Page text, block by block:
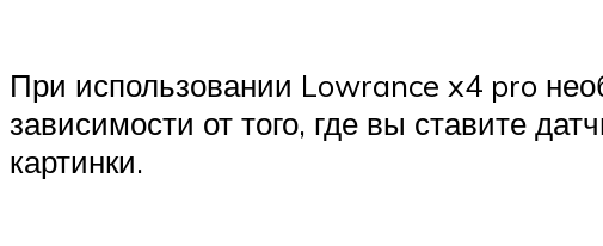
При использовании Lowrance x4 pro
зависимости от того, где вы ставите
картинки.